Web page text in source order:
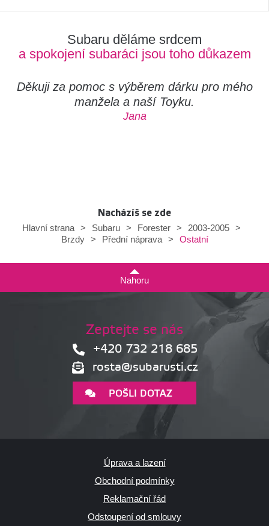
Subaru děláme srdcem
a spokojení subaráci jsou toho důkazem
Děkuji za pomoc s výběrem dárku pro mého
manžela a naší Toyku.
Jana
Nacházíš se zde
Hlavní strana > Subaru > Forester > 2003-2005 >
Brzdy
> Přední náprava > Ostatní
Nahoru
Zeptejte se nás
+420 732 218 685
rosta@subarusti.cz
POŠLI DOTAZ
Úprava a lazení
Obchodní podmínky
Reklamační řád
Odstoupení od smlouvy